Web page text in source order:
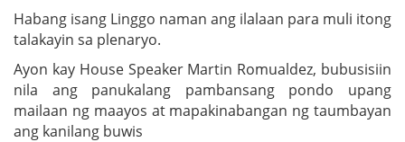
Habang isang Linggo naman ang ilalaan para muli itong
talakayin sa plenaryo.
Ayon kay House Speaker Martin Romualdez, bubusisiin
nila ang panukalang pambansang pondo upang
mailaan ng maayos at mapakinabangan ng taumbayan
ang kanilang buwis